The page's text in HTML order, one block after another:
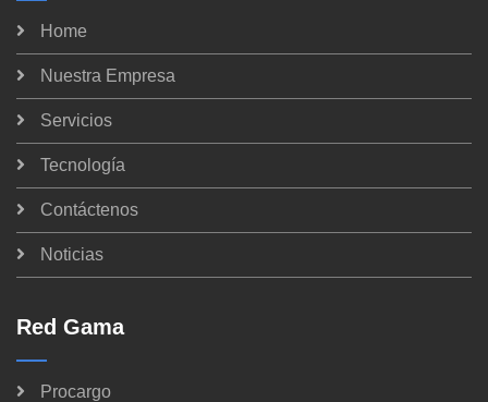
Home
Nuestra Empresa
Servicios
Tecnología
Contáctenos
Noticias
Red Gama
Procargo